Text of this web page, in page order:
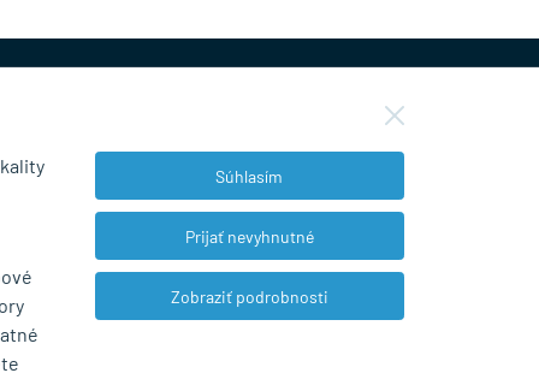
NEWSLETTER
Súhlasím
Prijať nevyhnutné
Zobraziť podrobnosti